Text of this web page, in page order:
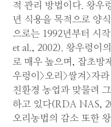
적 관리 방법이다. 왕우
년 식용을 목적으로 양
으로는 1992년부터 시
et al., 2002). 왕우렁이
로 매우 높으며, 잡초방
우렁이>오리>쌀겨>자
친환경 농업과 맞물려
하고 있다(RDA NAS,
오리농법의 감소 또한